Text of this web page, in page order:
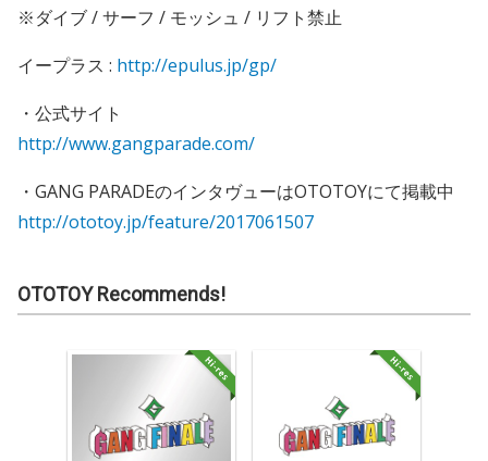
※ダイブ / サーフ / モッシュ / リフト禁止
イープラス : http://epulus.jp/gp/
・公式サイト
http://www.gangparade.com/
・GANG PARADEのインタヴューはOTOTOYにて掲載中
http://ototoy.jp/feature/2017061507
OTOTOY Recommends!